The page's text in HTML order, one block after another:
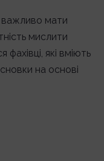
важливо мати
мислити
фахівці, які вміють
на основі